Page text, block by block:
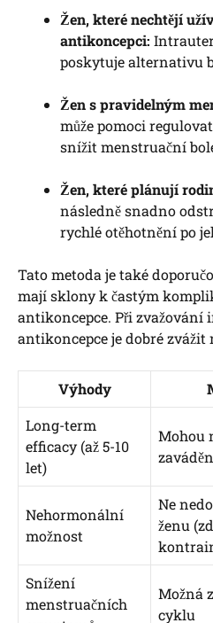
Žen, které nechtějí
antikoncepci:
poskytuje alternativu
Žen s pravidelným
může pomoci
snížit menstruační
Žen, které plánují
následně snadno
rychlé otěhotnění po
Tato metoda je také
mají sklony k častým
antikoncepce. Při
antikoncepce je dobré zvážit
Výhody
Long-term
efficacy (až 5-10
let)
Mohou
Nehormonální
možnost
Ne
ženu
Snížení
menstruačních
Možná
cyklu